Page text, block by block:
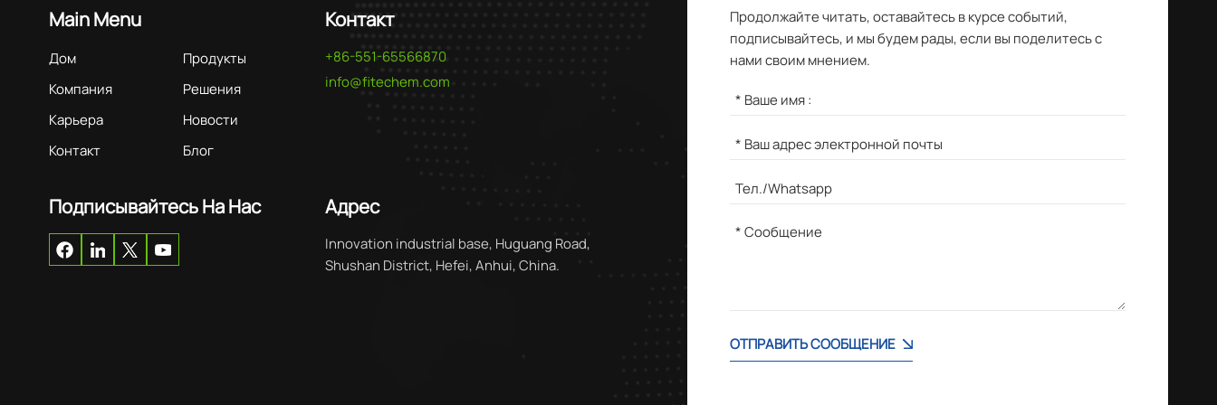
Main Menu
Дом
Продукты
Компания
Решения
Карьера
Новости
Контакт
Блог
Контакт
+86-551-65566870
info@fitechem.com
Подписывайтесь На Нас Адрес
Innovation industrial base, Huguang Road,
Shushan District, Hefei, Anhui, China.
Продолжайте читать, оставайтесь в курсе событий,
подписывайтесь, и мы будем рады, если вы поделитесь с
нами своим мнением.
ОТПРАВИТЬ СООБЩЕНИЕ